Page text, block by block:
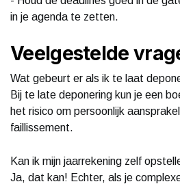
in je agenda te zetten.
Veelgestelde
Wat gebeurt er als ik te laat
Bij te late deponering kun je een
het risico om persoonlijk
faillissement.
Kan ik mijn jaarrekening zelf
Ja, dat kan! Echter, als je